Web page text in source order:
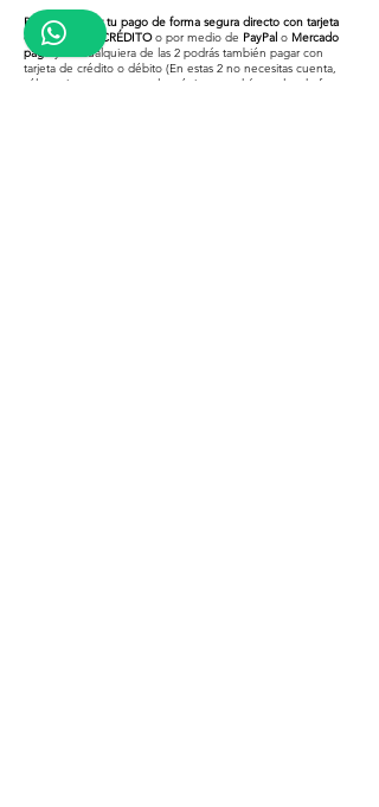
Puedes realizar tu pago de forma segura directo con tarjeta
de DÉBITO O CRÉDITOo por medio de PayPal o Mercado
pago
y en cualquiera de las 2 podrás también pagar con
tarjeta de crédito o débito (En estas 2 no necesitas cuenta,
sólo registras un correo electrónico y podrás usarlos de forma